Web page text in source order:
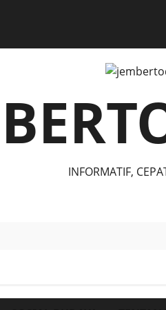
INFORMATIF,